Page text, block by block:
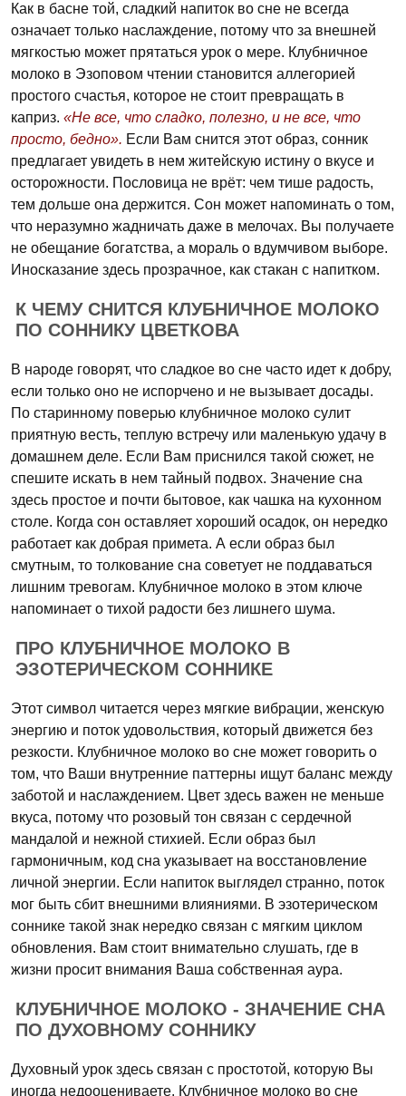
Как в басне той, сладкий напиток во сне не всегда
означает только наслаждение, потому что за внешней
мягкостью может прятаться урок о мере. Клубничное
молоко в Эзоповом чтении становится аллегорией
простого счастья, которое не стоит превращать в
каприз. «Не все, что сладко, полезно, и не все, что
просто, бедно». Если Вам снится этот образ, сонник
предлагает увидеть в нем житейскую истину о вкусе и
осторожности. Пословица не врёт: чем тише радость,
тем дольше она держится. Сон может напоминать о том,
что неразумно жадничать даже в мелочах. Вы получаете
не обещание богатства, а мораль о вдумчивом выборе.
Иносказание здесь прозрачное, как стакан с напитком.
К ЧЕМУ СНИТСЯ КЛУБНИЧНОЕ МОЛОКО
ПО СОННИКУ ЦВЕТКОВА
В народе говорят, что сладкое во сне часто идет к добру,
если только оно не испорчено и не вызывает досады.
По старинному поверью клубничное молоко сулит
приятную весть, теплую встречу или маленькую удачу в
домашнем деле. Если Вам приснился такой сюжет, не
спешите искать в нем тайный подвох. Значение сна
здесь простое и почти бытовое, как чашка на кухонном
столе. Когда сон оставляет хороший осадок, он нередко
работает как добрая примета. А если образ был
смутным, то толкование сна советует не поддаваться
лишним тревогам. Клубничное молоко в этом ключе
напоминает о тихой радости без лишнего шума.
ПРО КЛУБНИЧНОЕ МОЛОКО В
ЭЗОТЕРИЧЕСКОМ СОННИКЕ
Этот символ читается через мягкие вибрации, женскую
энергию и поток удовольствия, который движется без
резкости. Клубничное молоко во сне может говорить о
том, что Ваши внутренние паттерны ищут баланс между
заботой и наслаждением. Цвет здесь важен не меньше
вкуса, потому что розовый тон связан с сердечной
мандалой и нежной стихией. Если образ был
гармоничным, код сна указывает на восстановление
личной энергии. Если напиток выглядел странно, поток
мог быть сбит внешними влияниями. В эзотерическом
соннике такой знак нередко связан с мягким циклом
обновления. Вам стоит внимательно слушать, где в
жизни просит внимания Ваша собственная аура.
КЛУБНИЧНОЕ МОЛОКО - ЗНАЧЕНИЕ СНА
ПО ДУХОВНОМУ СОННИКУ
Духовный урок здесь связан с простотой, которую Вы
иногда недооцениваете. Клубничное молоко во сне